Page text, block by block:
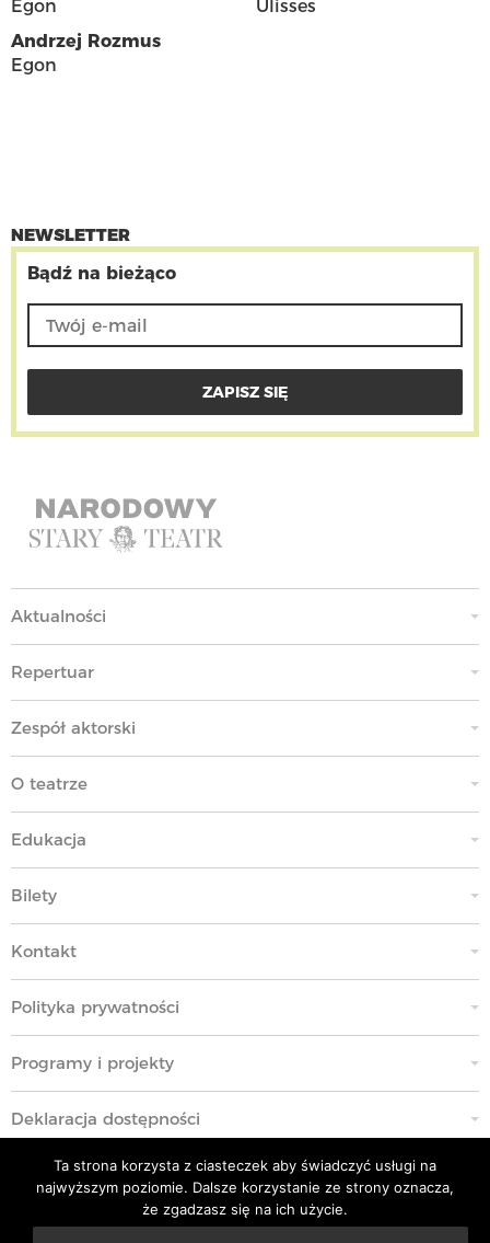
Egon
Andrzej Rozmus
Egon
Ulisses
NEWSLETTER
Bądź na bieżąco
Aktualności
Repertuar
Zespół aktorski
O teatrze
Edukacja
Bilety
Kontakt
Polityka prywatności
Programy i projekty
Deklaracja dostępności
Standardy Ochrony Małoletnich
Polityka przeciwko molestowaniu w miejscu pracy
Ta strona korzysta z ciasteczek aby świadczyć usługi na
najwyższym poziomie. Dalsze korzystanie ze strony oznacza,
że zgadzasz się na ich użycie.